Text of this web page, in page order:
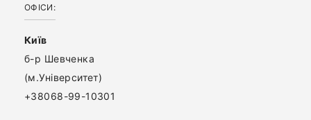
ОФІСИ:
Київ
б-р Шевченка
(м.Університет)
+38068-99-10301